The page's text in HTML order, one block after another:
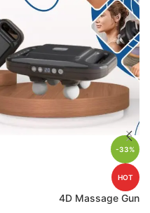
-33%
HOT
4D Massage Gun